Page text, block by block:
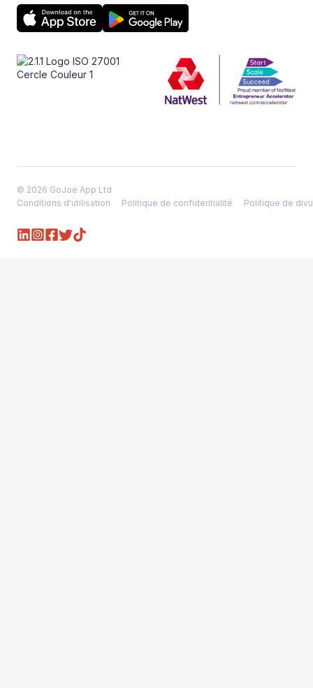
© 2026 GoJoe App Ltd
Conditions d'utilisation
Politique de confidentialité Politique de